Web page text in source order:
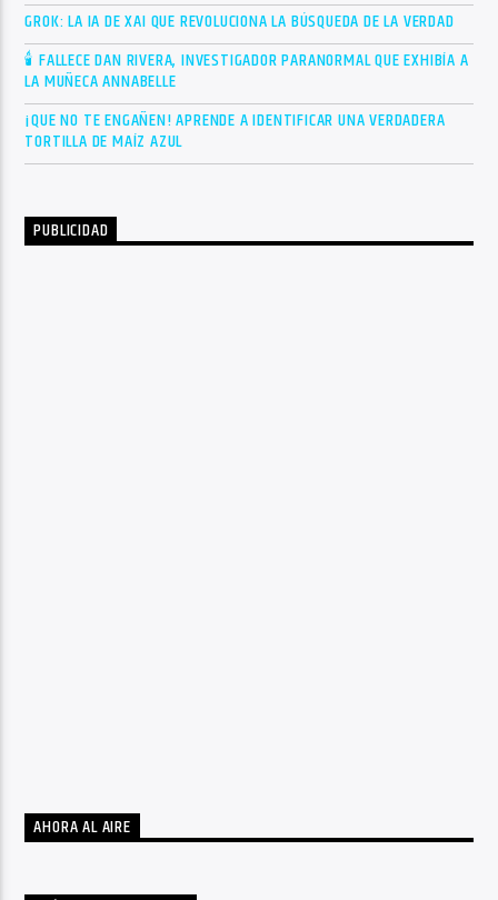
GROK: LA IA DE XAI QUE REVOLUCIONA LA BÚSQUEDA DE LA VERDAD
🕯 FALLECE DAN RIVERA, INVESTIGADOR PARANORMAL QUE EXHIBÍA A
LA MUÑECA ANNABELLE
¡QUE NO TE ENGAÑEN! APRENDE A IDENTIFICAR UNA VERDADERA
TORTILLA DE MAÍZ AZUL
PUBLICIDAD
AHORA AL AIRE